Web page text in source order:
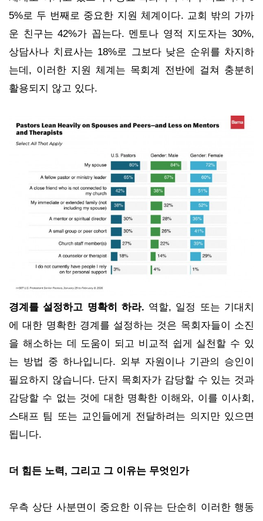
5%로 두 번째로 중요한 지원 체계이다. 교회 밖의 가까
운 친구는 42%가 꼽는다. 멘토나 영적 지도자는 30%,
상담사나 치료사는 18%로 그보다 낮은 순위를 차지하
는데, 이러한 지원 체계는 목회계 전반에 걸쳐 충분히
활용되지 않고 있다.
경계를 설정하고 명확히 하라. 역할, 일정 또는 기대치
에 대한 명확한 경계를 설정하는 것은 목회자들이 소진
을 해소하는 데 도움이 되고 비교적 쉽게 실천할 수 있
는 방법 중 하나입니다. 외부 자원이나 기관의 승인이
필요하지 않습니다. 단지 목회자가 감당할 수 있는 것과
감당할 수 없는 것에 대한 명확한 이해와, 이를 이사회,
스태프 팀 또는 교인들에게 전달하려는 의지만 있으면
됩니다.
더 힘든 노력, 그리고 그 이유는 무엇인가
우측 상단 사분면이 중요한 이유는 단순히 이러한 행동